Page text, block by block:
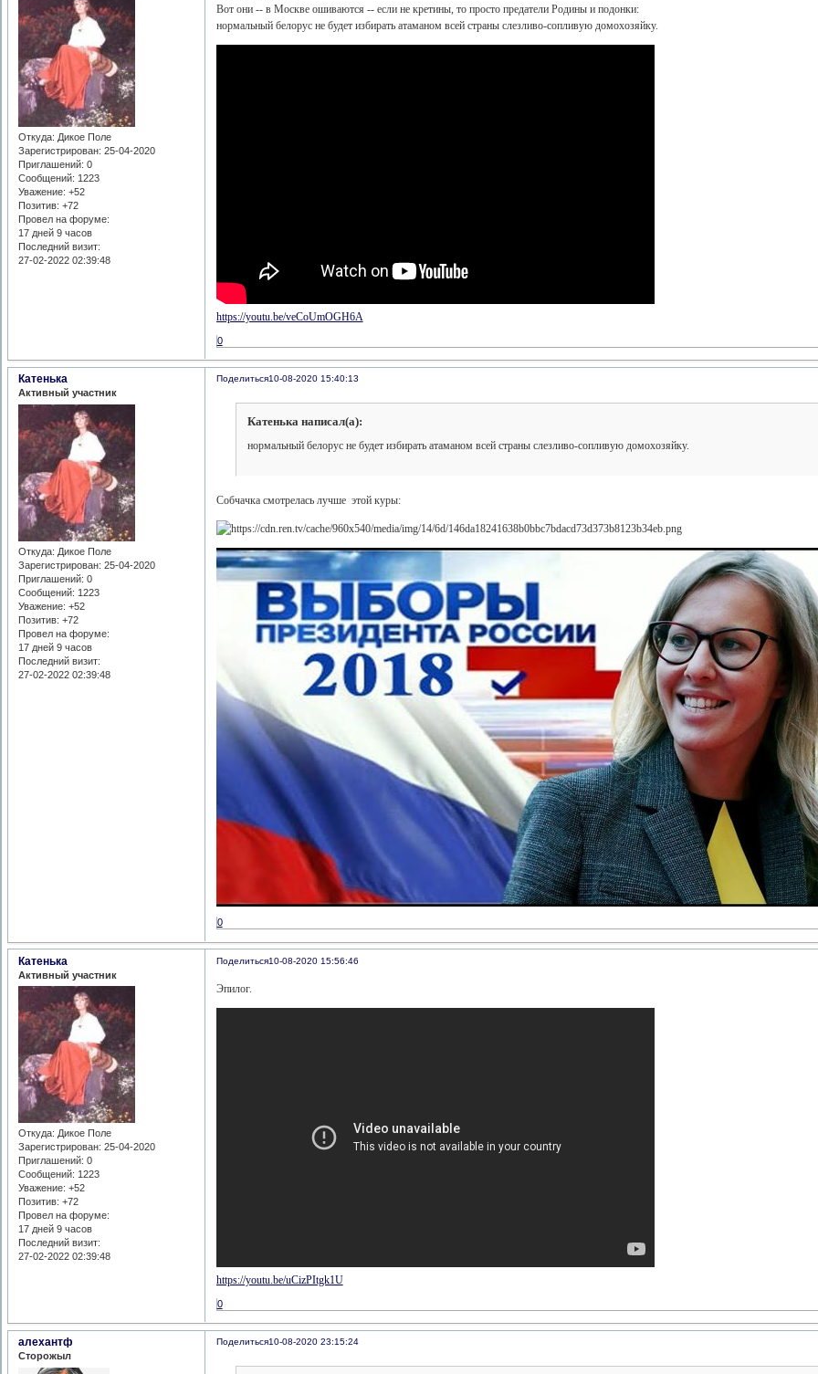
Откуда: Дикое Поле
Зарегистрирован: 25-04-2020
Приглашений: 0
Сообщений: 1223
Уважение: +52
Позитив: +72
Провел на форуме:
17 дней 9 часов
Последний визит:
27-02-2022 02:39:48
Вот они -- в Москве ошиваются -- если не кретины, то просто предатели Родины и подонки:
нормальный белорус не будет избирать атаманом всей страны слезливо-сопливую домохозяйку.
https://youtu.be/veCoUmOGH6A
0
Поделиться10-08-2020 15:40:13
Катенька
Активный участник
Откуда: Дикое Поле
Зарегистрирован: 25-04-2020
Приглашений: 0
Сообщений: 1223
Уважение: +52
Позитив: +72
Провел на форуме:
17 дней 9 часов
Последний визит:
27-02-2022 02:39:48
Катенька написал(а):
нормальный белорус не будет избирать атаманом всей страны слезливо-сопливую домохозяйку.
Собчачка смотрелась лучше этой куры:
0
Поделиться10-08-2020 15:56:46
Катенька
Активный участник
Откуда: Дикое Поле
Зарегистрирован: 25-04-2020
Приглашений: 0
Сообщений: 1223
Уважение: +52
Позитив: +72
Провел на форуме:
17 дней 9 часов
Последний визит:
27-02-2022 02:39:48
Эпилог.
https://youtu.be/uCizPItgk1U
0
Поделиться10-08-2020 23:15:24
алехантф
Сторожыл